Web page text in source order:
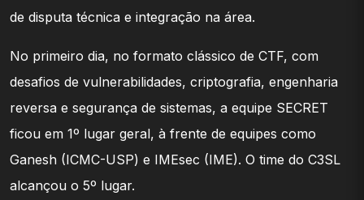
de disputa técnica e integração na área.
No primeiro dia, no formato clássico de CTF, com
desafios de vulnerabilidades, criptografia, engenharia
reversa e segurança de sistemas, a equipe SECRET
ficou em 1º lugar geral, à frente de equipes como
Ganesh (ICMC-USP) e IMEsec (IME). O time do C3SL
alcançou o 5º lugar.